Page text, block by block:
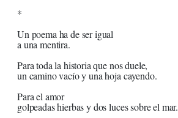
*
Un poema ha de ser igual
a una mentira.
Para toda la historia que nos duele,
un camino vacío y una hoja cayendo.
Para el amor
golpeadas hierbas y dos luces sobre el mar.